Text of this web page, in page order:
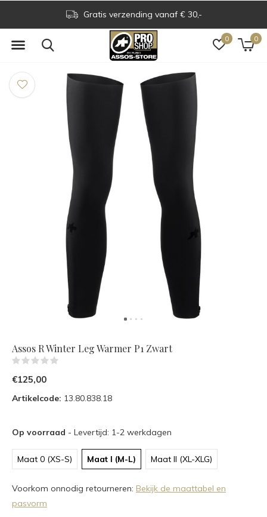
0 0
Gratis verzending vanaf € 30,-
Assos R Winter Leg Warmer P1 Zwart
€125,00
Artikelcode: 13.80.838.18
Op voorraad - Levertijd: 1-2 werkdagen
Maat 0 (XS-S) Maat I (M-L) Maat II (XL-XLG)
Voorkom onnodig retourneren: Bekijk de maattabel en
pasvorm